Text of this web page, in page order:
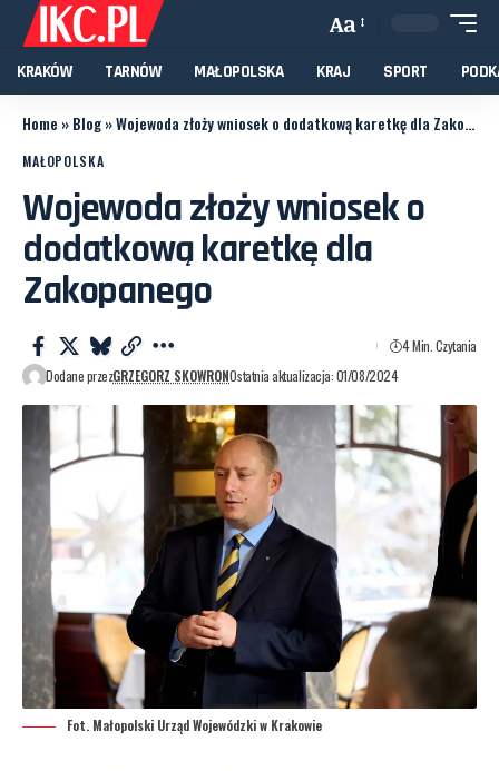
Aa
KRAKÓW TARNÓW MAŁOPOLSKA KRAJ SPORT
Home »Blog»Wojewoda złoży wniosek o dodatkową karetkę dla Zakopanego
MAŁOPOLSKA
Wojewoda złoży wniosek o
dodatkową karetkę dla
Zakopanego
Dodane przezGRZEGORZ SKOWRONOstatnia aktualizacja: 01/08/2024
4 Min. Czytania
Fot. Małopolski Urząd Wojewódzki w Krakowie